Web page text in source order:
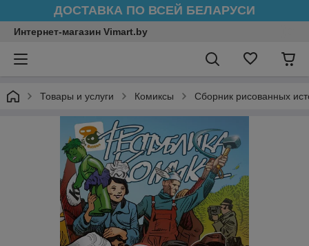
ДОСТАВКА ПО ВСЕЙ БЕЛАРУСИ
Интернет-магазин Vimart.by
Товары и услуги Комиксы Сборник рисованных